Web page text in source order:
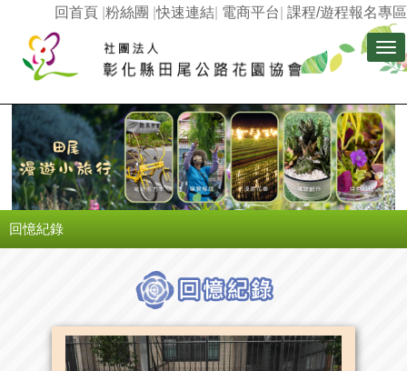
課程/遊程報名專區
電商平台
快速連結
粉絲團 |
回首頁
回憶紀錄